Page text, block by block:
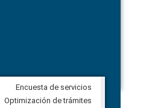
Veeduría Ciudadana para vigilar la
construcción del asfaltado de
Encuesta de servicios
Optimización de trámites